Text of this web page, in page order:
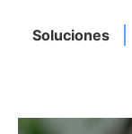
Soluciones